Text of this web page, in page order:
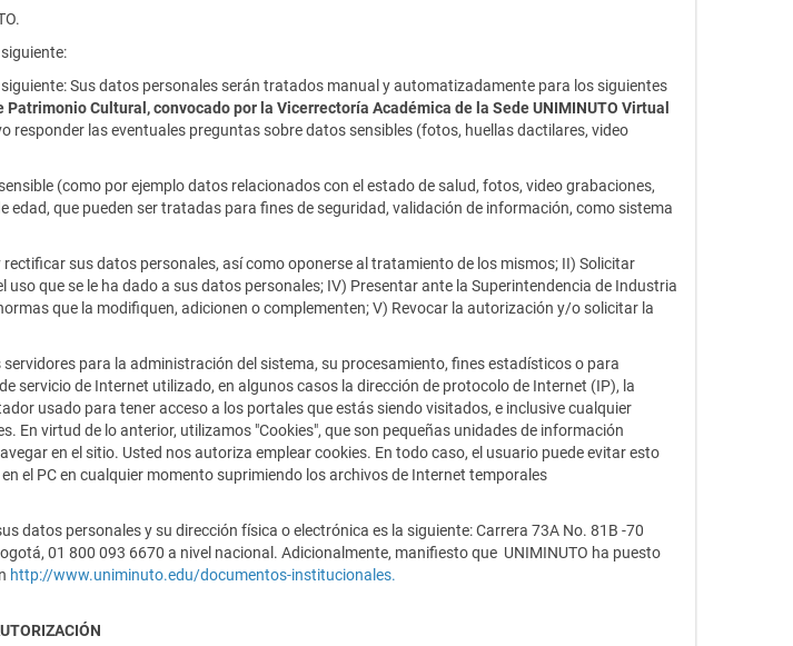
Sus datos personales serán tratados manual y automatizadamente para los siguientes
Cultural, convocado por la Vicerrectoría Académica de la Sede UNIMINUTO Virtual
las eventuales preguntas sobre datos sensibles (fotos, huellas dactilares, video
(como por ejemplo datos relacionados con el estado de salud, fotos, video grabaciones,
edad, que pueden ser tratadas para fines de seguridad, validación de información, como sistema
sus datos personales, así como oponerse al tratamiento de los mismos; II) Solicitar
que se le ha dado a sus datos personales; IV) Presentar ante la Superintendencia de Industria
que la modifiquen, adicionen o complementen; V) Revocar la autorización y/o solicitar la
para la administración del sistema, su procesamiento, fines estadísticos o para
servicio de Internet utilizado, en algunos casos la dirección de protocolo de Internet (IP), la
usado para tener acceso a los portales que estás siendo visitados, e inclusive cualquier
virtud de lo anterior, utilizamos "Cookies", que son pequeñas unidades de información
en el sitio. Usted nos autoriza emplear cookies. En todo caso, el usuario puede evitar esto
el PC en cualquier momento suprimiendo los archivos de Internet temporales
datos personales y su dirección física o electrónica es la siguiente: Carrera 73A No. 81B -70
01 800 093 6670 a nivel nacional. Adicionalmente, manifiesto que UNIMINUTO ha puesto
http://www.uniminuto.edu/documentos-institucionales.